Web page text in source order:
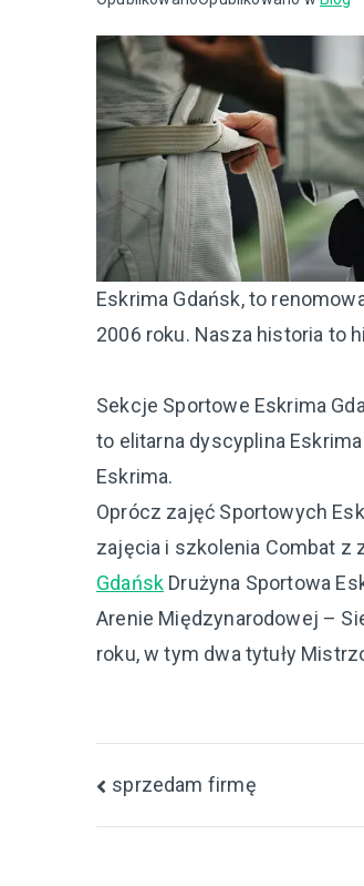
Eskrima Gdańsk, to
2006 roku. Nasza historia to
Sekcje Sportowe Eskrima
to elitarna dyscyplina
Eskrima.
Oprócz zajęć Sportowych
zajęcia i szkolenia Combat z
Gdańsk Drużyna Sportowa
Arenie Międzynarodowej –
roku, w tym dwa tytuły
Nawigacja
wpisu
sprzedam firmę